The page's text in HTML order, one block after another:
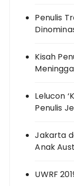
Penulis
Kisah
Lelucon
Penulis
Jakarta
Anak
UWRF